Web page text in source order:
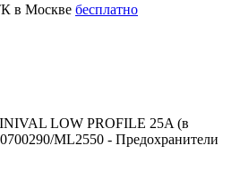
в Москве бесплатно
LOW PROFILE 25A (в
ML2550 - Предохранители